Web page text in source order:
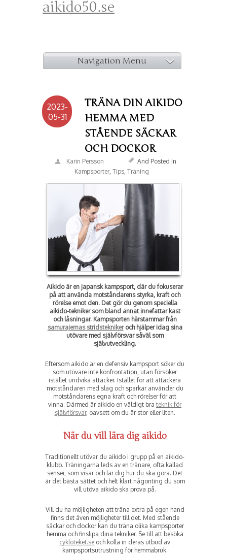
aikido50.se
Navigation Menu
2023-
05-31
TRÄNA DIN AIKIDO
HEMMA MED
STÅENDE SÄCKAR
OCH DOCKOR
Karin Persson
And Posted In
Kampsporter, Tips, Träning
Aikido är en japansk kampsport, där du fokuserar
på att använda motståndarens styrka, kraft och
rörelse emot den. Det gör du genom speciella
aikido-tekniker som bland annat innefattar kast
och låsningar. Kampsporten härstammar från
samurajernas stridsteknikeroch hjälper idag sina
utövare med självförsvar såväl som
självutveckling.
Eftersom aikido är en defensiv kampsport söker du
som utövare inte konfrontation, utan försöker
istället undvika attacker. Istället för att attackera
motståndaren med slag och sparkar använder du
motståndarens egna kraft och rörelser för att
vinna. Därmed är aikido en väldigt brateknik för
självförsvar, oavsett om du är stor eller liten.
När du vill lära dig aikido
Traditionellt utövar du aikido i grupp på en aikido-
klubb. Träningarna leds av en tränare, ofta kallad
sensei, som visar och lär dig hur du ska göra. Det
är det bästa sättet och helt klart någonting du som
vill utöva aikido ska prova på.
Vill du ha möjligheten att träna extra på egen hand
finns det även möjligheter till det. Med stående
säckar och dockor kan du träna olika kampsporter
hemma och finslipa dina tekniker. Se till att besöka
cykloteket.se och kolla in deras utbud av
kampsportsutrustning för hemmabruk.